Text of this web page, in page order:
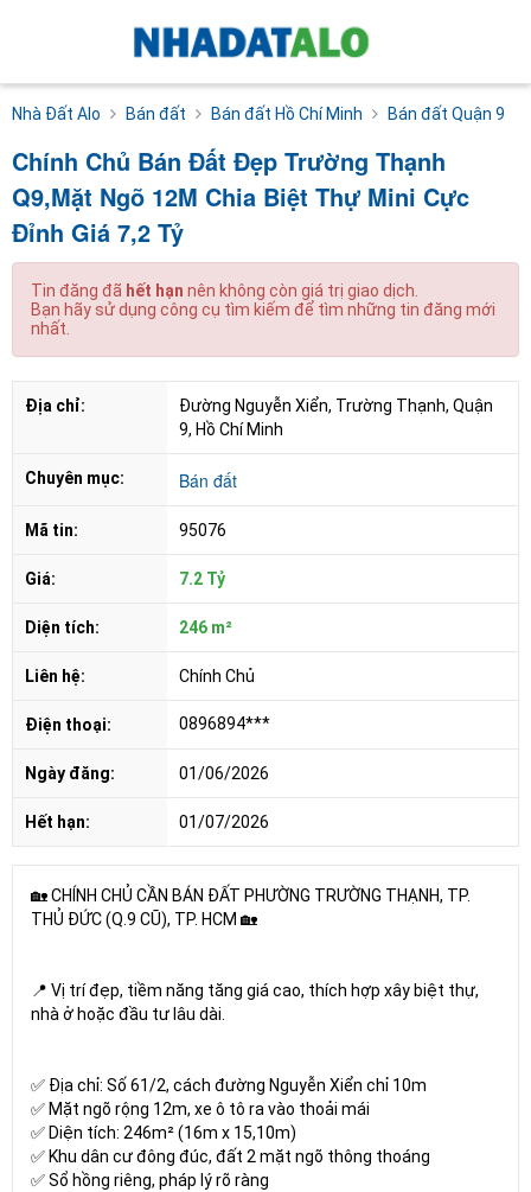
Nhà Đất Alo Bán đất Bán đất Hồ Chí Minh Bán đất Quận 9
Chính Chủ Bán Đất Đẹp Trường Thạnh
Q9,Mặt Ngõ 12M Chia Biệt Thự Mini Cực
Đỉnh Giá 7,2 Tỷ
Tin đăng đã hết hạn nên không còn giá trị giao dịch.
Bạn hãy sử dụng công cụ tìm kiếm để tìm những tin đăng mới
nhất.
Địa chỉ:
Đường Nguyễn Xiển, Trường Thạnh, Quận
9, Hồ Chí Minh
Chuyên mục: Bán đất
Mã tin: 95076
Giá: 7.2 Tỷ
Diện tích: 246 m²
Liên hệ: Chính Chủ
Điện thoại: 0896894***
Ngày đăng: 01/06/2026
Hết hạn: 01/07/2026
🏡 CHÍNH CHỦ CẦN BÁN ĐẤT PHƯỜNG TRƯỜNG THẠNH, TP.
THỦ ĐỨC (Q.9 CŨ), TP. HCM 🏡
📍 Vị trí đẹp, tiềm năng tăng giá cao, thích hợp xây biệt thự,
nhà ở hoặc đầu tư lâu dài.
✅ Địa chỉ: Số 61/2, cách đường Nguyễn Xiển chỉ 10m
✅ Mặt ngõ rộng 12m, xe ô tô ra vào thoải mái
✅ Diện tích: 246m² (16m x 15,10m)
✅ Khu dân cư đông đúc, đất 2 mặt ngõ thông thoáng
✅ Sổ hồng riêng, pháp lý rõ ràng